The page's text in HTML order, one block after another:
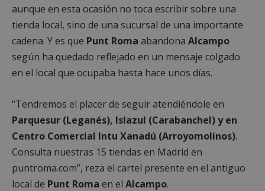
aunque en esta ocasión no toca escribir sobre una
tienda local, sino de una sucursal de una importante
cadena. Y es que Punt Roma abandona Alcampo
según ha quedado reflejado en un mensaje colgado
en el local que ocupaba hasta hace unos días.
“Tendremos el placer de seguir atendiéndole en
Parquesur (Leganés), Islazul (Carabanchel) y en
Centro Comercial Intu Xanadú (Arroyomolinos).
Consulta nuestras 15 tiendas en Madrid en
puntroma.com”, reza el cartel presente en el antiguo
local de Punt Roma en el Alcampo.